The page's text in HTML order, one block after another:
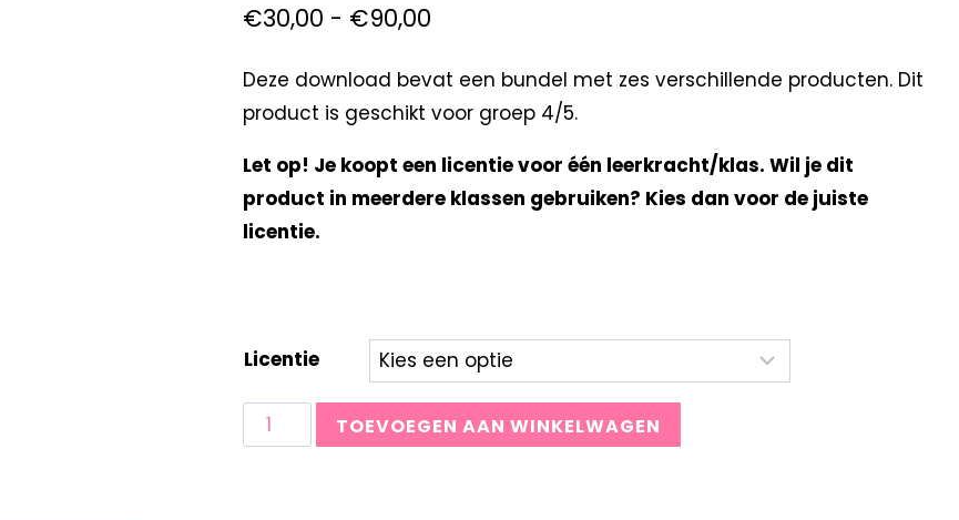
€30,00 - €90,00
Deze download bevat een bundel met zes verschillende producten. Dit
product is geschikt voor groep 4/5.
Let op! Je koopt een licentie voor één leerkracht/klas. Wil je dit
product in meerdere klassen gebruiken? Kies dan voor de juiste
licentie.
Licentie
TOEVOEGEN AAN WINKELWAGEN